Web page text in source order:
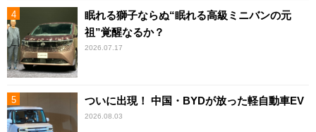
眠れる獅子ならぬ“眠れる高級ミニバンの元
祖”覚醒なるか？
2026.07.17
ついに出現！ 中国・BYDが放った軽自動車EV
2026.08.03